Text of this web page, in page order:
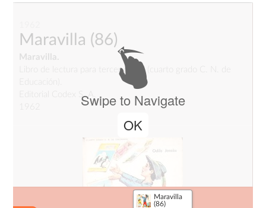
Maravilla (86)
Maravilla.
Libro de lectura para tercer grado (cuarto grado C. N. de
Editorial Codex S. A.Swipe to Navigate
OK
Maravilla
(86)